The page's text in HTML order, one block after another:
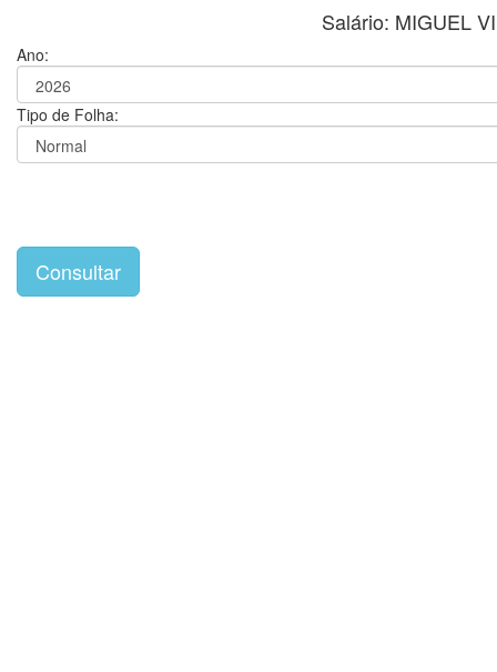
Salário: MIGUEL
Ano:
Tipo de Folha: